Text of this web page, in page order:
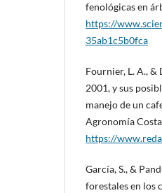
fenológicas en
https://
35ab1c5b0fca
Fournier, L. A., &
2001, y sus
manejo de un
Agronomía
https://
García, S., &
forestales en los